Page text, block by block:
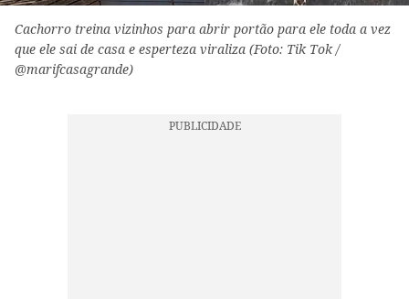
Cachorro treina vizinhos para abrir portão para ele toda a vez
que ele sai de casa e esperteza viraliza (Foto: Tik Tok /
@marifcasagrande)